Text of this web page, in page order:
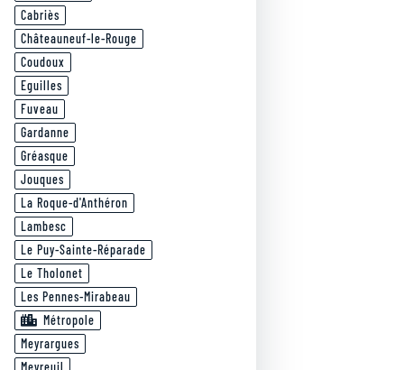
Cabriès
Châteauneuf-le-Rouge
Coudoux
Eguilles
Fuveau
Gardanne
Gréasque
Jouques
La Roque-d'Anthéron
Lambesc
Le Puy-Sainte-Réparade
Le Tholonet
Les Pennes-Mirabeau
Métropole
Meyrargues
Meyreuil